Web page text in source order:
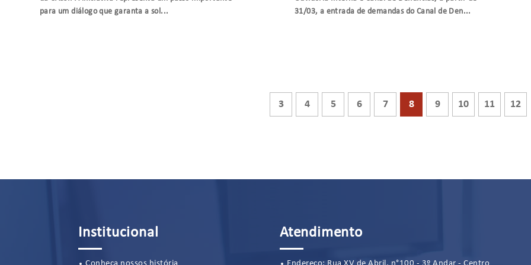
para um diálogo que garanta a sol...
31/03, a entrada de demandas do Canal de Den...
3 4 5 6 7 8 9 10 11 12
Institucional Atendimento